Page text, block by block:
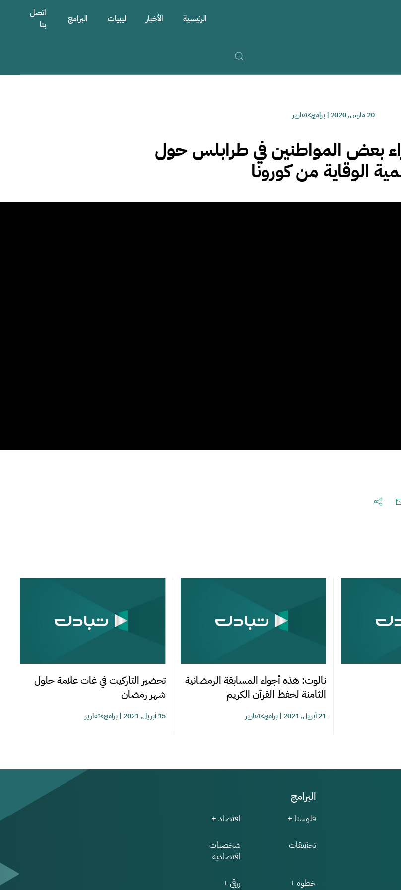
الرئيسية الأخبار ليبيات البرامج
اتصل
بنا
20 مارس, 2020 |برامج>تقارير
بعض المواطنين في طرابلس حول
الوقاية من كورونا
نالوت: هذه أجواء المسابقة الرمضانية
الثامنة لحفظ القرآن الكريم
21 أبريل, 2021 |برامج>تقارير
تحضير التاركيت في غات علامة حلول
شهر رمضان
15 أبريل, 2021 |برامج>تقارير
البرامج
فلوسنا + اقتصاد +
تحقيقات
شخصيات
اقتصادية
خطوة + رزقي +